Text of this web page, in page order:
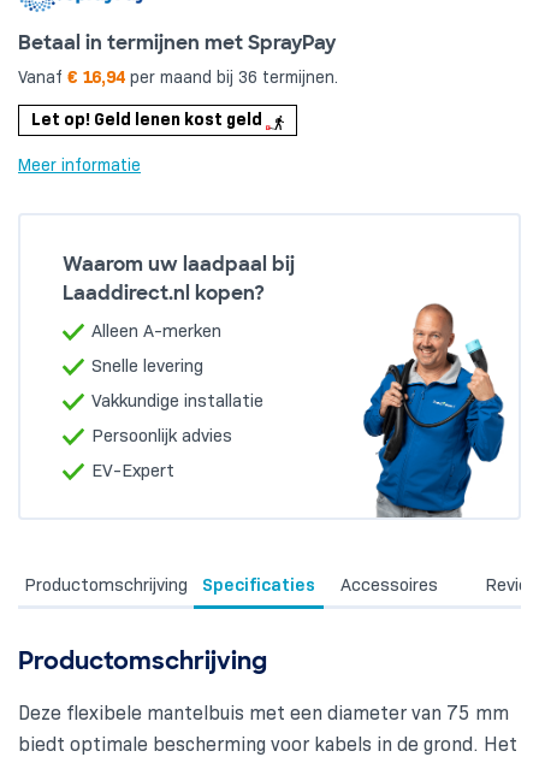
Betaal in termijnen met SprayPay
Vanaf € 16,94 per maand bij 36 termijnen.
Let op! Geld lenen kost geld
Meer informatie
Waarom uw laadpaal bij
Laaddirect.nl kopen?
Alleen A-merken
Snelle levering
Vakkundige installatie
Persoonlijk advies
EV-Expert
Productomschrijving Specificaties Accessoires
Productomschrijving
Deze flexibele mantelbuis met een diameter van 75 mm
biedt optimale bescherming voor kabels in de grond. Het